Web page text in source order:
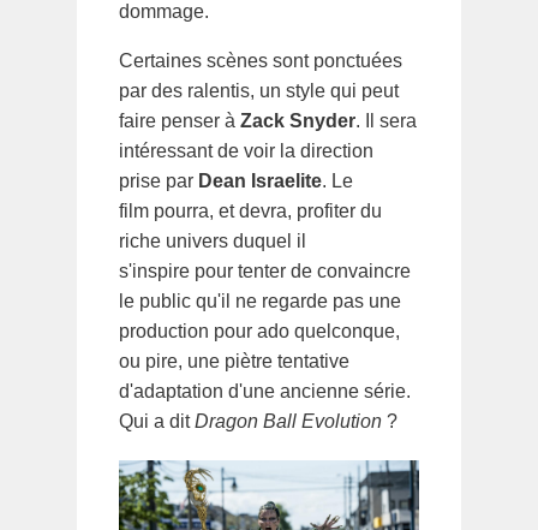
dommage.
Certaines scènes sont ponctuées
par des ralentis, un style qui peut
faire penser à Zack Snyder. Il sera
intéressant de voir la direction
prise par Dean Israelite. Le
film pourra, et devra, profiter du
riche univers duquel il
s'inspire pour tenter de convaincre
le public qu'il ne regarde pas une
production pour ado quelconque,
ou pire, une piètre tentative
d'adaptation d'une ancienne série.
Qui a ditDragon Ball Evolution ?